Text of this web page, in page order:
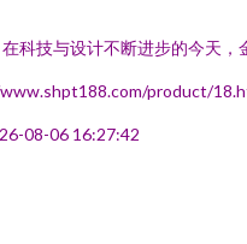
技与设计不断进步的今天，
product/
08-06 16:27:42